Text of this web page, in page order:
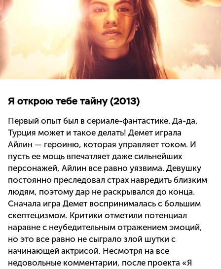
Я открою тебе тайну (2013)
Первый опыт был в сериале-фантастике. Да-да,
Турция может и такое делать! Демет играла
Айлин — героиню, которая управляет током. И
пусть ее мощь впечатляет даже сильнейших
персонажей, Айлин все равно уязвима. Девушку
постоянно преследовал страх навредить близким
людям, поэтому дар не раскрывался до конца.
Сначала игра Демет воспринималась с большим
скептецизмом. Критики отметили потенциал
наравне с неубедительным отражением эмоций,
но это все равно не сыграло злой шутки с
начинающей актрисой. Несмотря на все
недовольные комментарии, после проекта «Я